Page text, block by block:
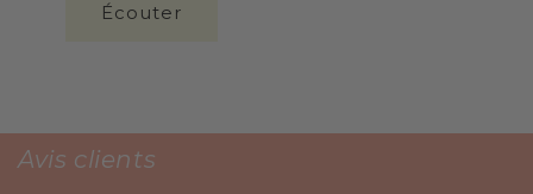
Écouter
Avis clients